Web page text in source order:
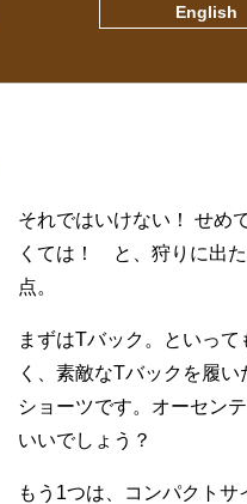
English
それではいけない！ せめて、攻めた買い物をしな
くては！ と、狩りに出
点。
まずはTバック。といっ
く、素敵なTバックを履
ショーツです。オーセン
いいでしょう？
もう1つは、コンパクトサ